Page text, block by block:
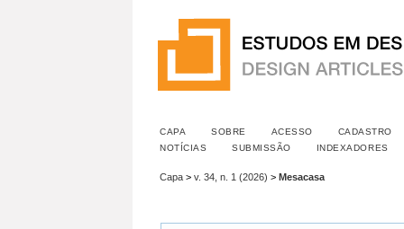
CAPA SOBRE ACESSO
CADASTRO
NOTÍCIAS
SUBMISSÃO INDEXADORES
Capa > v. 34, n. 1 (2026) > Mesacasa